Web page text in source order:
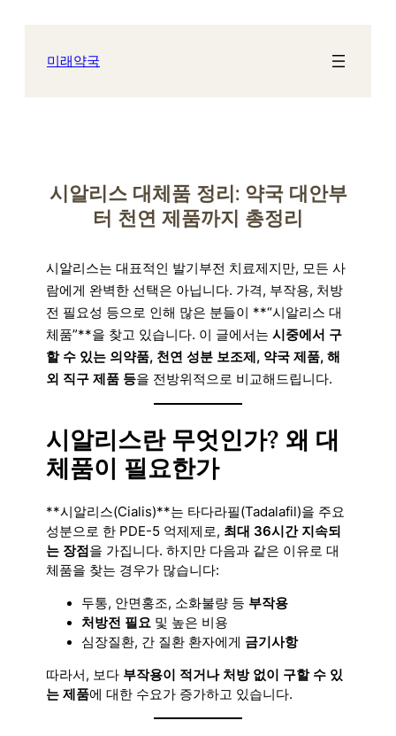
미래약국
시알리스 대체품 정리: 약국 대안부
터 천연 제품까지 총정리
시알리스는 대표적인 발기부전 치료제지만, 모든 사
람에게 완벽한 선택은 아닙니다. 가격, 부작용, 처방
전 필요성 등으로 인해 많은 분들이 **“시알리스 대
체품”**을 찾고 있습니다. 이 글에서는 시중에서 구
할 수 있는 의약품, 천연 성분 보조제, 약국 제품, 해
외 직구 제품 등을 전방위적으로 비교해드립니다.
시알리스란 무엇인가? 왜 대
체품이 필요한가
**시알리스(Cialis)**는 타다라필(Tadalafil)을 주요
성분으로 한 PDE-5 억제제로, 최대 36시간 지속되
는 장점을 가집니다. 하지만 다음과 같은 이유로 대
체품을 찾는 경우가 많습니다:
두통, 안면홍조, 소화불량 등 부작용
처방전 필요 및 높은 비용
심장질환, 간 질환 환자에게 금기사항
따라서, 보다 부작용이 적거나 처방 없이 구할 수 있
는 제품에 대한 수요가 증가하고 있습니다.